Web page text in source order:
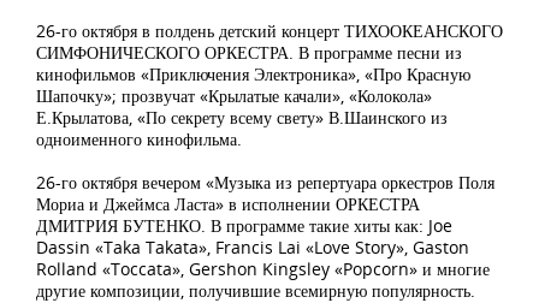
26-го октября в полдень детский концерт ТИХООКЕАНСКОГО
СИМФОНИЧЕСКОГО ОРКЕСТРА. В программе песни из
кинофильмов «Приключения Электроника», «Про Красную
Шапочку»; прозвучат «Крылатые качали», «Колокола»
Е.Крылатова, «По секрету всему свету» В.Шаинского из
одноименного кинофильма.
26-го октября вечером «Музыка из репертуара оркестров Поля
Мориа и Джеймса Ласта» в исполнении ОРКЕСТРА
ДМИТРИЯ БУТЕНКО. В программе такие хиты как: Joe
Dassin «Taka Takata», Francis Lai «Love Story», Gaston
Rolland «Toccata», Gershon Kingsley «Popcorn» и многие
другие композиции, получившие всемирную популярность.